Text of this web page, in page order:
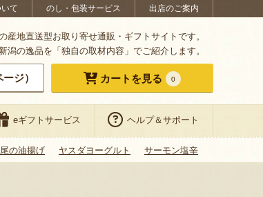
て のし・包装サービス 出店のご案内
産地直送型お取り寄せ通販・ギフトサイトです。
潟の逸品を「独自の取材内容」でご紹介します。
ジ） カートを見る 0
eギフトサービス ヘルプ＆サポート
の油揚げ ヤスダヨーグルト サーモン塩辛